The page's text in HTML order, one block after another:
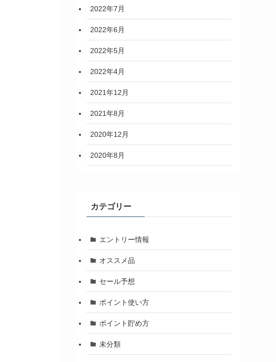
2022年7月
2022年6月
2022年5月
2022年4月
2021年12月
2021年8月
2020年12月
2020年8月
カテゴリー
エントリー情報
オススメ品
セール予想
ポイント使い方
ポイント貯め方
未分類